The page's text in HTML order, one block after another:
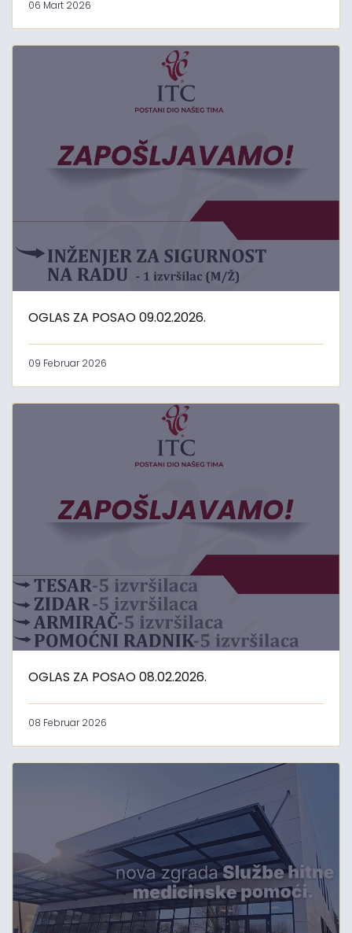
06 Mart 2026
OGLAS ZA POSAO 09.02.2026.
09 Februar 2026
OGLAS ZA POSAO 08.02.2026.
08 Februar 2026